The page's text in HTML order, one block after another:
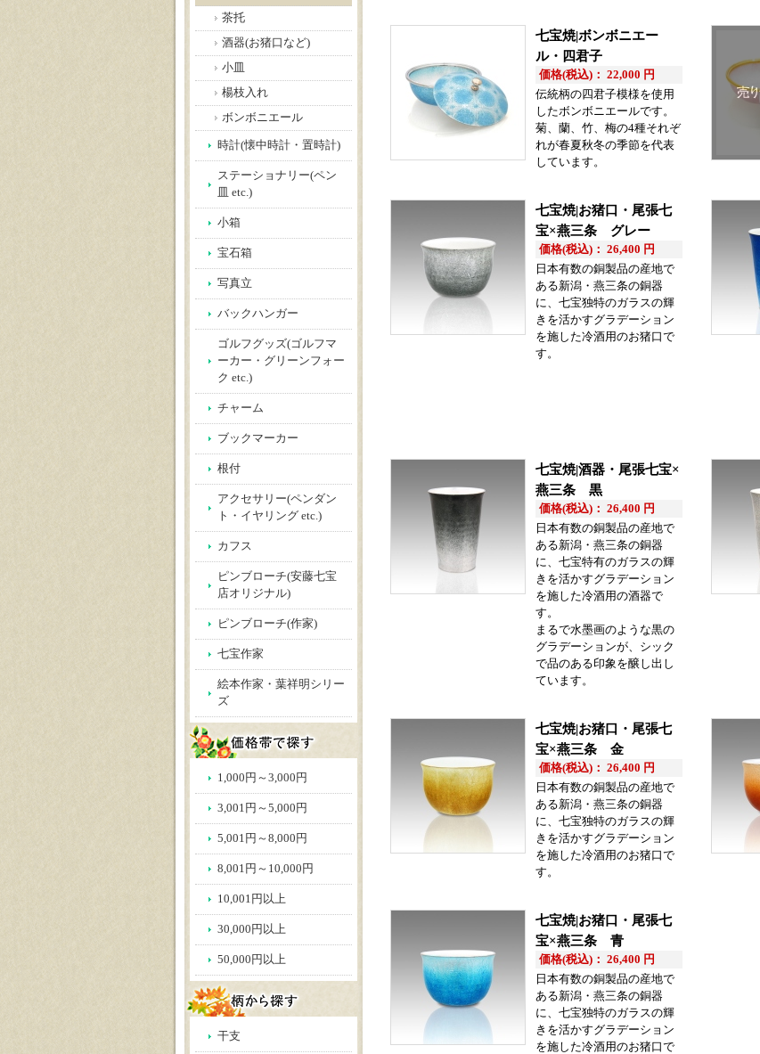
茶托
酒器(お猪口など)
小皿
楊枝入れ
ボンボニエール
時計(懐中時計・置時計)
ステーショナリー(ペン
皿 etc.)
小箱
宝石箱
写真立
バックハンガー
ゴルフグッズ(ゴルフマ
ーカー・グリーンフォー
ク etc.)
チャーム
ブックマーカー
根付
アクセサリー(ペンダン
ト・イヤリング etc.)
カフス
ピンブローチ(安藤七宝
店オリジナル)
ピンブローチ(作家)
七宝作家
絵本作家・葉祥明シリー
ズ
1,000円～3,000円
3,001円～5,000円
5,001円～8,000円
8,001円～10,000円
10,001円以上
30,000円以上
50,000円以上
干支
七宝焼|ボンボニエー
ル・四君子
価格(税込)： 22,000 円
伝統柄の四君子模様を使用
したボンボニエールです。
菊、蘭、竹、梅の4種それぞ
れが春夏秋冬の季節を代表
しています。
七宝焼|お猪口・尾張七
宝×燕三条 グレー
価格(税込)： 26,400 円
日本有数の銅製品の産地で
ある新潟・燕三条の銅器
に、七宝独特のガラスの輝
きを活かすグラデーション
を施した冷酒用のお猪口で
す。
七宝焼|酒器・尾張七宝×
燕三条 黒
価格(税込)： 26,400 円
日本有数の銅製品の産地で
ある新潟・燕三条の銅器
に、七宝特有のガラスの輝
きを活かすグラデーション
を施した冷酒用の酒器で
す。
まるで水墨画のような黒の
グラデーションが、シック
で品のある印象を醸し出し
ています。
七宝焼|お猪口・尾張七
宝×燕三条 金
価格(税込)： 26,400 円
日本有数の銅製品の産地で
ある新潟・燕三条の銅器
に、七宝独特のガラスの輝
きを活かすグラデーション
を施した冷酒用のお猪口で
す。
七宝焼|お猪口・尾張七
宝×燕三条 青
価格(税込)： 26,400 円
日本有数の銅製品の産地で
ある新潟・燕三条の銅器
に、七宝独特のガラスの輝
きを活かすグラデーション
を施した冷酒用のお猪口で